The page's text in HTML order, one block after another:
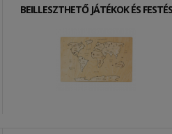
BEILLESZTHETŐ JÁTÉKOK ÉS FESTÉS